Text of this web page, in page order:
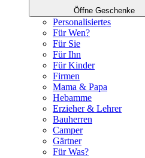
Öffne Geschenke
Personalisiertes
Für Wen?
Für Sie
Für Ihn
Für Kinder
Firmen
Mama & Papa
Hebamme
Erzieher & Lehrer
Bauherren
Camper
Gärtner
Für Was?